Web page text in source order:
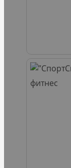
фитнес